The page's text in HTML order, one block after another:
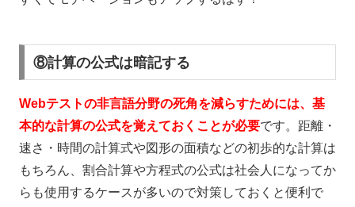
⑧計算の公式は暗記する
Webテストの非言語分野の死角を減らすためには、基
本的な計算の公式を覚えておくことが必要です。距離・
速さ・時間の計算式や図形の面積などの初歩的な計算は
もちろん、割合計算や方程式の公式は社会人になってか
らも使用するケースが多いので対策しておくと便利で